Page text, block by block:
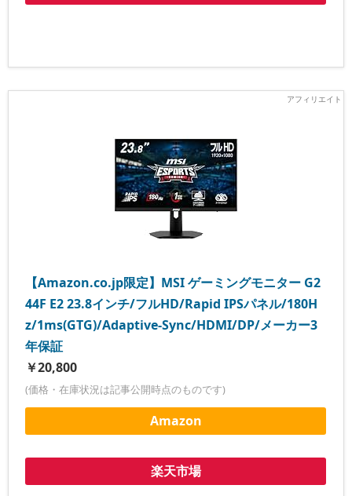
【Amazon.co.jp限定】MSI ゲーミングモニター G2
44F E2 23.8インチ/フルHD/Rapid IPSパネル/180H
z/1ms(GTG)/Adaptive-Sync/HDMI/DP/メーカー3
年保証
￥20,800
(価格・在庫状況は記事公開時点のものです)
Amazon
楽天市場